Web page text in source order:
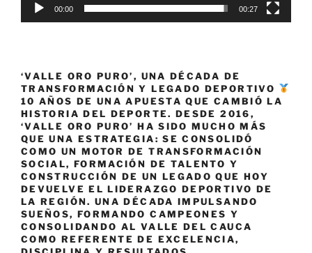
00:00 00:27
‘VALLE ORO PURO’, UNA DÉCADA DE
TRANSFORMACIÓN Y LEGADO DEPORTIVO
10 AÑOS DE UNA APUESTA QUE CAMBIÓ LA
HISTORIA DEL DEPORTE. DESDE 2016,
‘VALLE ORO PURO’ HA SIDO MUCHO MÁS
QUE UNA ESTRATEGIA: SE CONSOLIDÓ
COMO UN MOTOR DE TRANSFORMACIÓN
SOCIAL, FORMACIÓN DE TALENTO Y
CONSTRUCCIÓN DE UN LEGADO QUE HOY
DEVUELVE EL LIDERAZGO DEPORTIVO DE
LA REGIÓN. UNA DÉCADA IMPULSANDO
SUEÑOS, FORMANDO CAMPEONES Y
CONSOLIDANDO AL VALLE DEL CAUCA
COMO REFERENTE DE EXCELENCIA,